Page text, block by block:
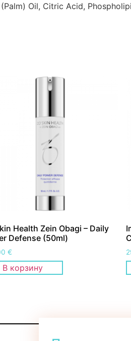
Oil, Citric Acid,
Health Zein Obagi – Daily
Defense (50ml)
€
В корзину